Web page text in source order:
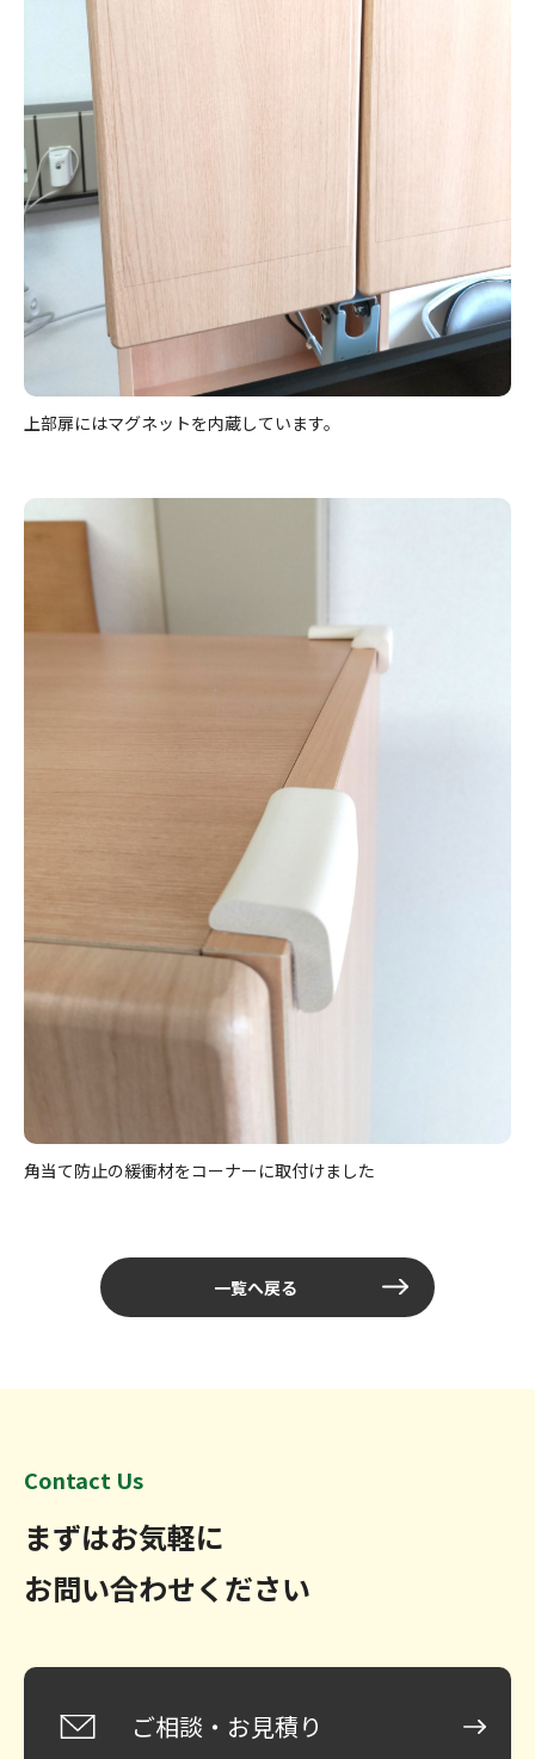
上部扉にはマグネットを内蔵しています。
角当て防止の緩衝材をコーナーに取付けました
一覧へ戻る
Contact Us
まずはお気軽に
お問い合わせください
ご相談・お見積り